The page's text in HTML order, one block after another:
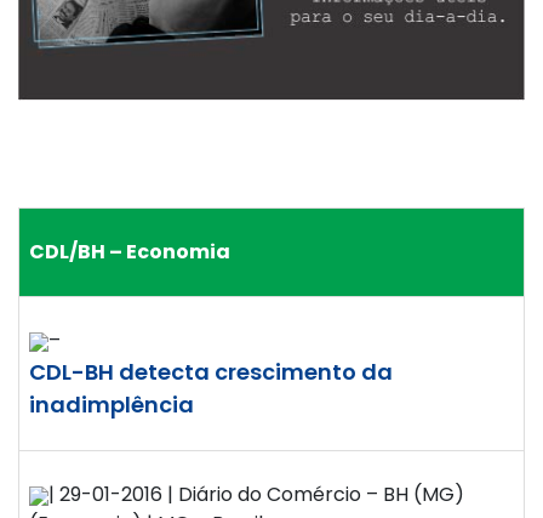
CDL/BH – Economia
–
CDL-BH detecta crescimento da
inadimplência
| 29-01-2016 | Diário do Comércio – BH (MG)